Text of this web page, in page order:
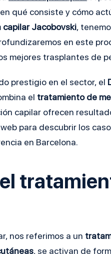
qué consiste y cómo
capilar Jacobovski,
en este
mejores trasplantes de
prestigio en el sector, el
el tratamiento de
capilar ofrecen
para descubrir los
en Barcelona.
nos referimos a un
, se activan de